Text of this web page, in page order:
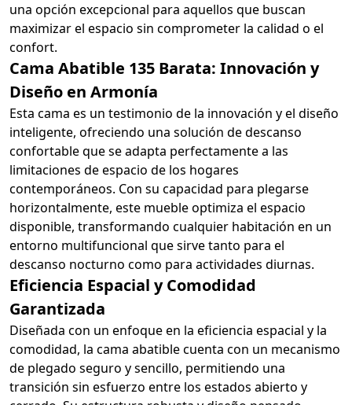
una opción excepcional para aquellos que buscan
maximizar el espacio sin comprometer la calidad o el
confort.
Cama Abatible 135 Barata: Innovación y
Diseño en Armonía
Esta cama es un testimonio de la innovación y el diseño
inteligente, ofreciendo una solución de descanso
confortable que se adapta perfectamente a las
limitaciones de espacio de los hogares
contemporáneos. Con su capacidad para plegarse
horizontalmente, este mueble optimiza el espacio
disponible, transformando cualquier habitación en un
entorno multifuncional que sirve tanto para el
descanso nocturno como para actividades diurnas.
Eficiencia Espacial y Comodidad
Garantizada
Diseñada con un enfoque en la eficiencia espacial y la
comodidad, la cama abatible cuenta con un mecanismo
de plegado seguro y sencillo, permitiendo una
transición sin esfuerzo entre los estados abierto y